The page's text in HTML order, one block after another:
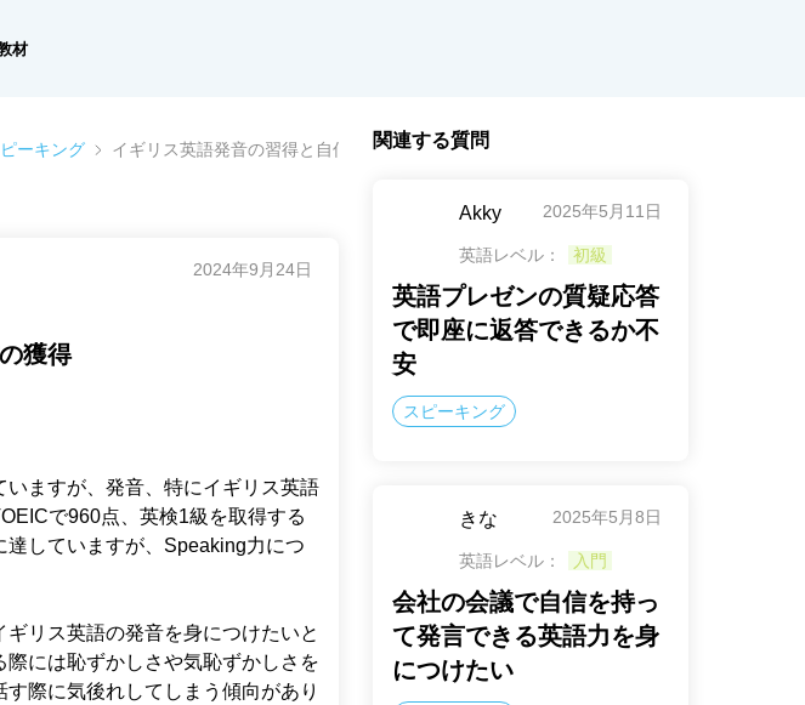
材
ーキング イギリス英語発音の習得と自信の獲得
2024年9月24日
獲得
ますが、発音、特にイギリス英語
で960点、英検1級を取得する
していますが、Speaking力につ
リス英語の発音を身につけたいと
には恥ずかしさや気恥ずかしさを
際に気後れしてしまう傾向があり
関連する質問
Akky 2025年5月11日
英語レベル： 初級
英語プレゼンの質疑応答
で即座に返答できるか不
安
スピーキング
きな 2025年5月8日
英語レベル： 入門
会社の会議で自信を持っ
て発言できる英語力を身
につけたい